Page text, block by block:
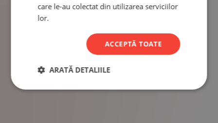
care le-au colectat din utilizarea serviciilor
lor.
ACCEPTĂ TOATE
ARATĂ DETALIILE